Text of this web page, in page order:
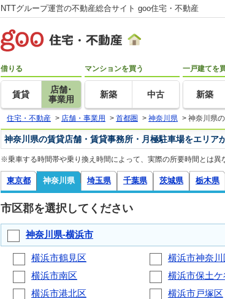
NTTグループ運営の不動産総合サイト goo住宅・不動産
借りる
賃貸
店舗･
事業用
マンションを買う
新築 中古
一戸建てを
新築
住宅・不動産 > 店舗・事業用 > 首都圏 > 神奈川県 > 神奈川県
神奈川県の賃貸店舗・賃貸事務所・月極駐車場をエリア
※乗車する時間帯や乗り換え時間によって、実際の所要時間とは異
東京都 神奈川県 埼玉県 千葉県 茨城県 栃木県
市区郡を選択してください
神奈川県-横浜市
横浜市鶴見区 横浜市神奈川
横浜市南区
横浜市保土ケ
横浜市港北区
横浜市戸塚区